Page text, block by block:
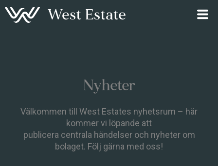
Nyheter
Välkommen till West Estates nyhetsrum – här
kommer vi löpande att
publicera centrala händelser och nyheter om
bolaget. Följ gärna med oss!